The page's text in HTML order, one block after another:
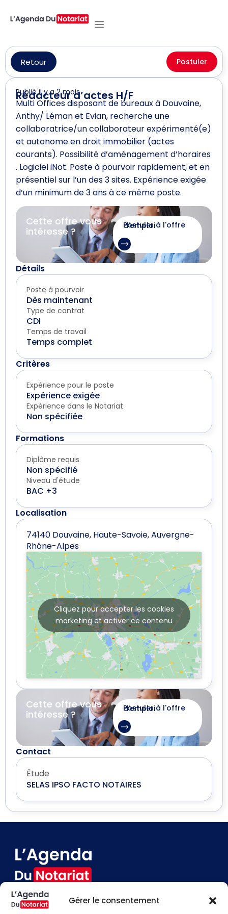
Gérer le consentement
Retour Postuler
Rédacteur d’actes H/F
Publié il y a 2 mois
Multi Offices disposant de bureaux à Douvaine,
Anthy/ Léman et Evian, recherche une
collaboratrice/un collaborateur expérimenté(e)
et autonome en droit immobilier (actes
courants). Possibilité d’aménagement d’horaires
. Logiciel iNot. Poste à pourvoir rapidement, et en
présentiel sur l’un des 3 sites. Expérience exigée
d’un minimum de 3 ans à ce même poste.
Cette offre vous
intéresse ?
Postuler à l'offre d'emploi
Détails
Poste à pourvoir
Dès maintenant
Type de contrat
CDI
Temps de travail
Temps complet
Critères
Expérience pour le poste
Expérience exigée
Expérience dans le Notariat
Non spécifiée
Formations
Diplôme requis
Non spécifié
Niveau d'étude
BAC +3
Localisation
74140 Douvaine, Haute-Savoie, Auvergne-
Rhône-Alpes
Cliquez pour accepter les cookies
marketing et activer ce contenu
Cette offre vous
intéresse ?
Postuler à l'offre d'emploi
Contact
Étude
SELAS IPSO FACTO NOTAIRES